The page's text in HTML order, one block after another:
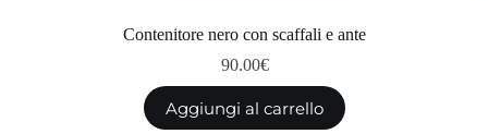
Contenitore nero con scaffali e ante
90.00€
Aggiungi al carrello